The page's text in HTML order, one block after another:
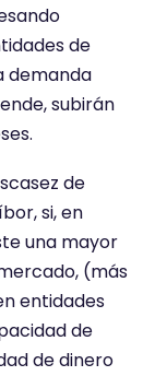
de
demanda
subirán
de
si, en
una mayor
(más
entidades
de
de dinero